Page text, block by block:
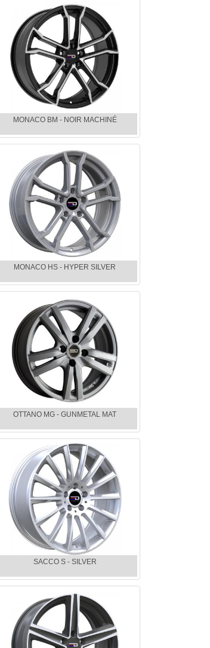
MONACO BM - NOIR MACHINÉ
MONACO HS - HYPER SILVER
OTTANO MG - GUNMETAL MAT
SACCO S - SILVER